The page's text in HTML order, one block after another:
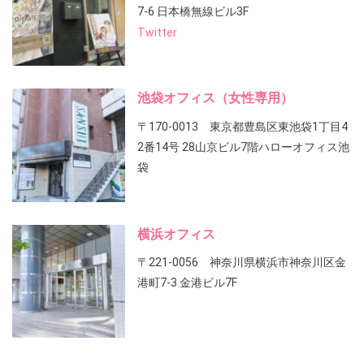
7-6 日本橋無線ビル3F
Twitter
池袋オフィス（女性専用）
〒170-0013 東京都豊島区東池袋1丁目4
2番14号 28山京ビル7階ハローオフィス池
袋
横浜オフィス
〒221-0056 神奈川県横浜市神奈川区金
港町7-3 金港ビル7F